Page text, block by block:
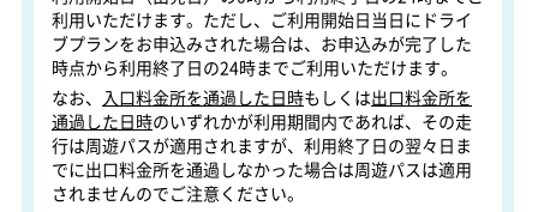
利用いただけます。ただし、ご利用開始日当日にドライ
ブプランをお申込みされた場合は、お申込みが完了した
時点から利用終了日の24時までご利用いただけます。
なお、
入口料金所を通過した日時もしくは出口料金所を
通過した日時のいずれかが利用期間内であれば、その走
行は周遊パスが適用されますが、利用終了日の翌々日ま
でに出口料金所を通過しなかった場合は周遊パスは適用
されませんのでご注意ください。